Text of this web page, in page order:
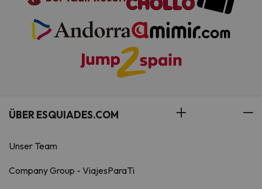
ÜBER ESQUIADES.COM
Unser Team
Company Group - ViajesParaTi